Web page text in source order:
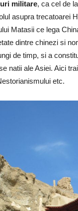
militare, ca cel de
asupra trecatoarei
Matasii ce lega
dintre chinezi si
de timp, si a
natii ale Asiei. Aici
etc.